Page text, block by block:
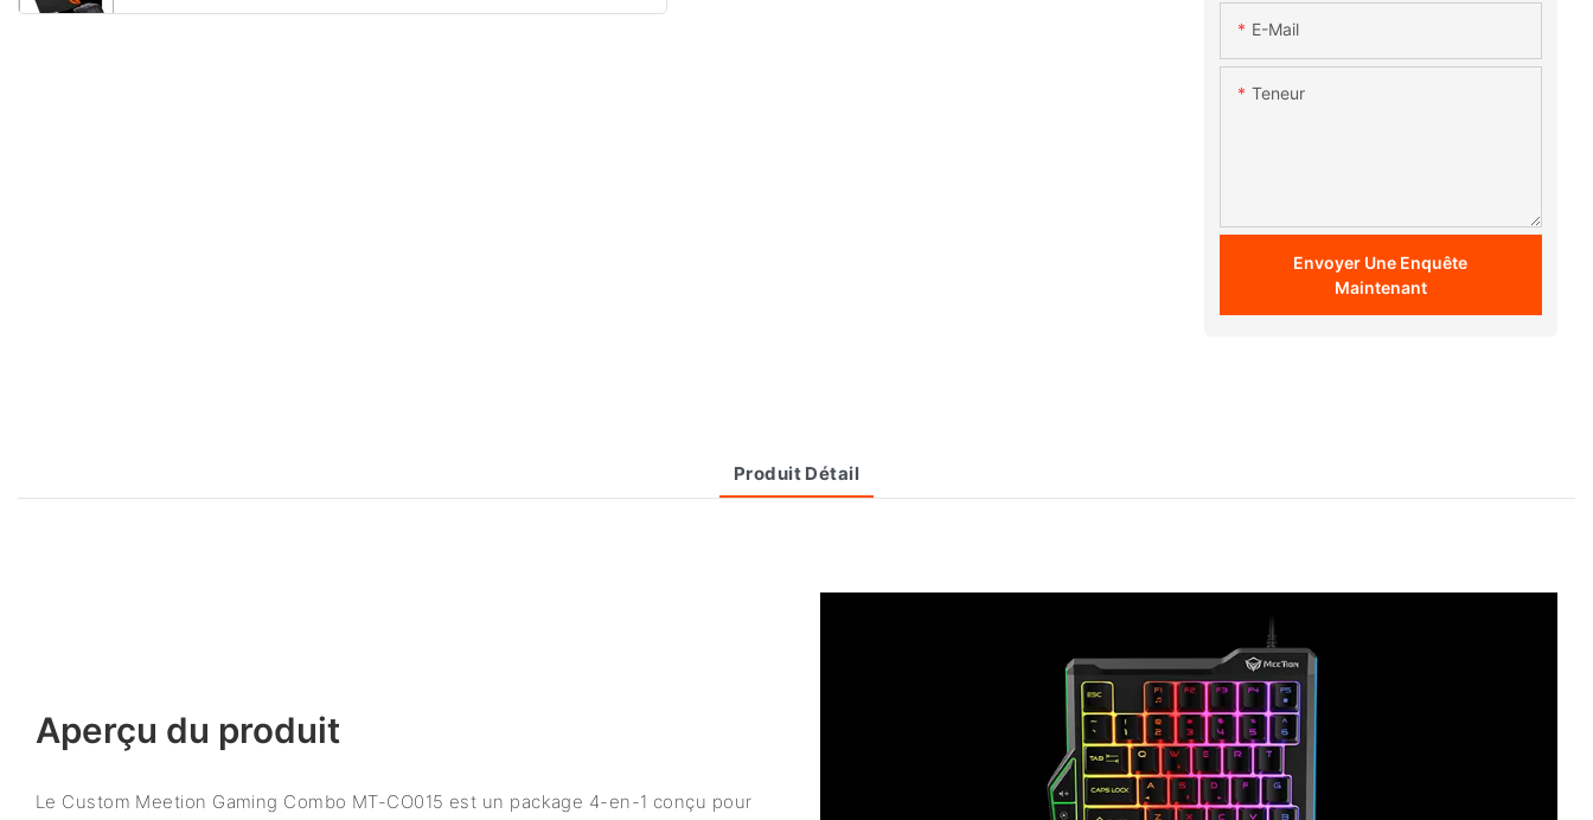
E-Mail
Teneur
Envoyer Une Enquête
Maintenant
Produit Détail
Aperçu du produit
Le Custom Meetion Gaming Combo MT-CO015 est un package 4-en-1 conçu pour